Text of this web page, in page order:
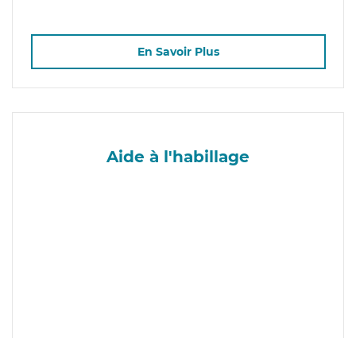
En Savoir Plus
Aide à l'habillage